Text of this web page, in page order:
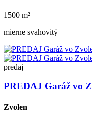
1500 m²
mierne svahovitý
predaj
PREDAJ Garáž vo
Zvolen